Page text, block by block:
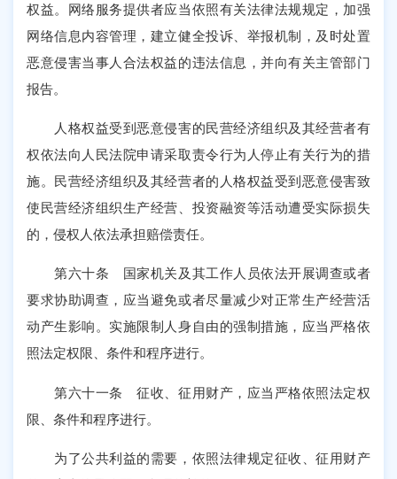
权益。网络服务提供者应当依照有关法律法规规定，加强
网络信息内容管理，建立健全投诉、举报机制，及时处置
恶意侵害当事人合法权益的违法信息，并向有关主管部门
报告。
人格权益受到恶意侵害的民营经济组织及其经营者有
权依法向人民法院申请采取责令行为人停止有关行为的措
施。民营经济组织及其经营者的人格权益受到恶意侵害致
使民营经济组织生产经营、投资融资等活动遭受实际损失
的，侵权人依法承担赔偿责任。
第六十条 国家机关及其工作人员依法开展调查或者
要求协助调查，应当避免或者尽量减少对正常生产经营活
动产生影响。实施限制人身自由的强制措施，应当严格依
照法定权限、条件和程序进行。
第六十一条 征收、征用财产，应当严格依照法定权
限、条件和程序进行。
为了公共利益的需要，依照法律规定征收、征用财产